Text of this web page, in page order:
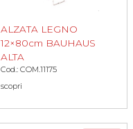
ALZATA LEGNO
12×80cm BAUHAUS
ALTA
Cod.: COM.11175
scopri